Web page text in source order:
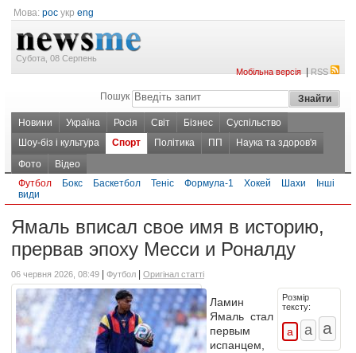
Мова: рос укр eng
Субота, 08 Серпень
Мобільна версія|RSS
Пошук
Новини Україна Росія Світ Бізнес
Суспільство
Шоу-біз і культура
Спорт Політика ПП
Наука та здоров'я
Фото
Відео
Футбол
Бокс Баскетбол Теніс Формула-1 Хокей Шахи
Інші
види
Ямаль вписал свое имя в историю,
прервав эпоху Месси и Роналду
06 червня 2026, 08:49 Футбол Оригінал статті
Розмір
тексту:
Ламин
Ямаль стал
первым
испанцем,